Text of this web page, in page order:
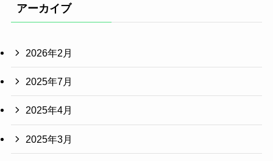
アーカイブ
2026年2月
2025年7月
2025年4月
2025年3月